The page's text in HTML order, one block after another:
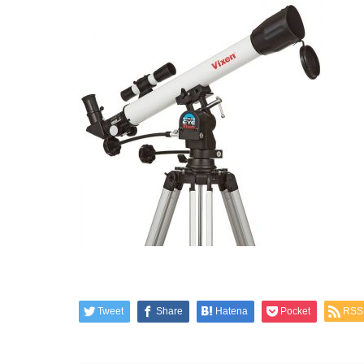
Tweet Share Hatena Pocket RSS